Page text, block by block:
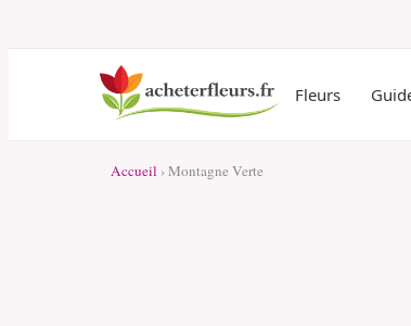
Fleurs
Accueil › Montagne Verte